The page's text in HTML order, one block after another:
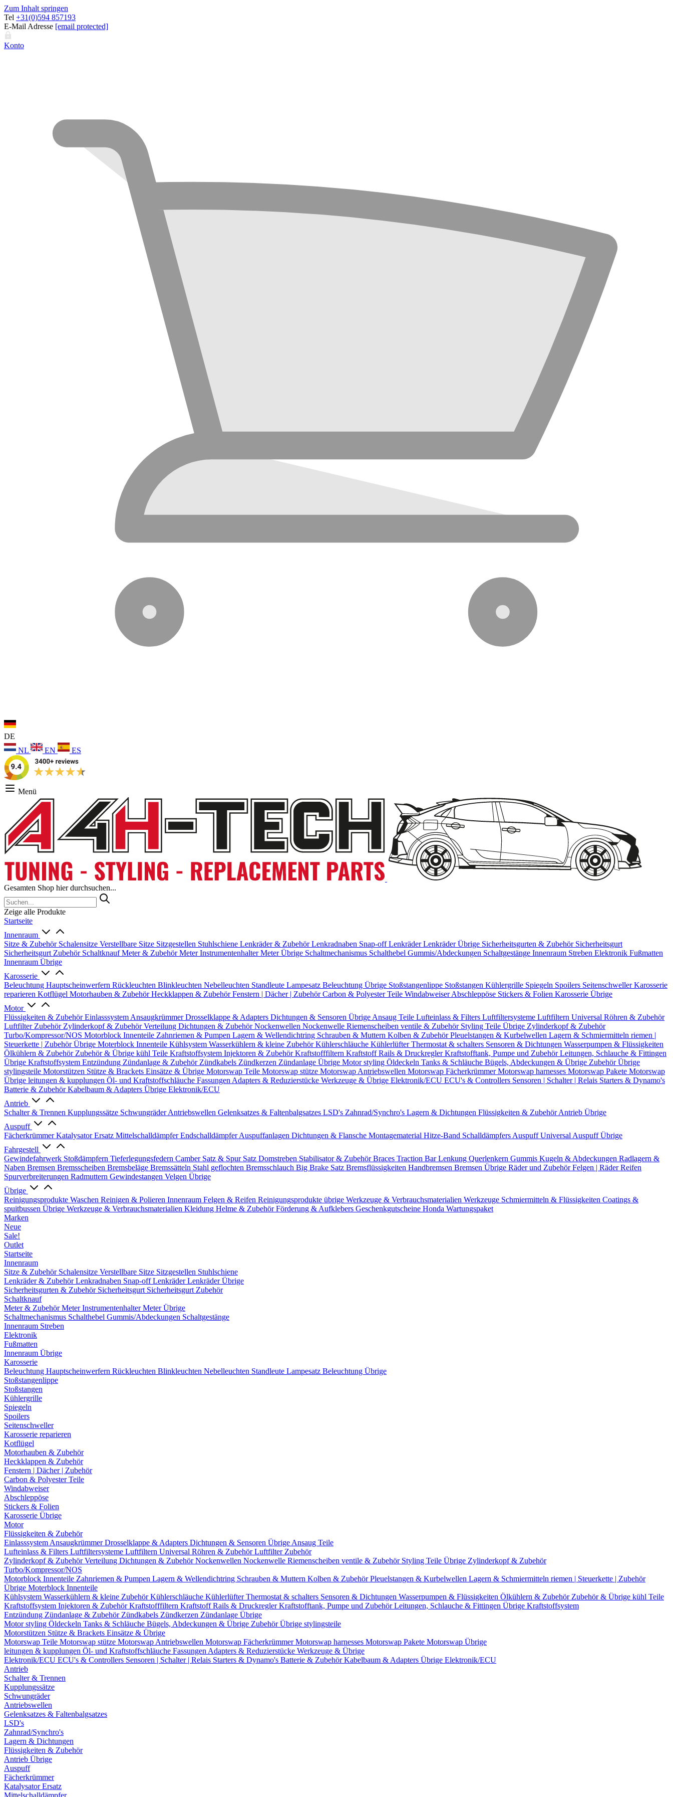
Zum Inhalt springen
Tel +31(0)594 857193
E-Mail Adresse [email protected]
Konto
DE
NL
EN ES
Menü
Gesamten Shop hier durchsuchen...
Zeige alle Produkte
Startseite
Innenraum
Sitze & Zubehör Schalensitze Verstellbare Sitze Sitzgestellen Stuhlschiene Lenkräder & ZubehörLenkradnaben Snap-offLenkräderLenkräder Übrige Sicherheitsgurten & Zubehör Sicherheitsgurt
Sicherheitsgurt Zubehör SchaltknaufMeter & ZubehörMeterInstrumentenhalterMeter Übrige Schaltmechanismus Schalthebel Gummis/Abdeckungen Schaltgestänge Innenraum Streben Elektronik Fußmatten
Innenraum Übrige
Karosserie
Beleuchtung Hauptscheinwerfern Rückleuchten Blinkleuchten Nebelleuchten Standleute Lampesatz Beleuchtung Übrige Stoßstangenlippe Stoßstangen Kühlergrille Spiegeln Spoilers SeitenschwellerKarosserie
reparieren Kotflügel Motorhauben & ZubehörHeckklappen & ZubehörFenstern | Dächer | ZubehörCarbon & Polyester Teile WindabweiserAbschleppöse Stickers & Folien Karosserie Übrige
Motor
Flüssigkeiten & ZubehörEinlasssystem AnsaugkrümmerDrosselklappe & Adapters Dichtungen & Sensoren Übrige Ansaug Teile Lufteinlass & Filters Luftfiltersysteme Luftfiltern Universal Röhren & Zubehör
Luftfilter Zubehör Zylinderkopf & ZubehörVerteilung Dichtungen & ZubehörNockenwellen Nockenwelle Riemenscheiben ventile & Zubehör Styling Teile Übrige Zylinderkopf & Zubehör
Turbo/Kompressor/NOS Motorblock Innenteile Zahnriemen & Pumpen Lagern & Wellendichtring Schrauben & Muttern Kolben & ZubehörPleuelstangen & Kurbelwellen Lagern & Schmiermitteln riemen |
Steuerkette | ZubehörÜbrige Moterblock Innenteile Kühlsystem Wasserkühlern & kleine ZubehörKühlerschläuche KühlerlüfterThermostat & schalters Sensoren & Dichtungen Wasserpumpen & Flüssigkeiten
Ölkühlern & Zubehör Zubehör & Übrige kühl Teile Kraftstoffsystem Injektoren & ZubehörKraftstofffiltern Kraftstoff Rails & DruckreglerKraftstofftank, Pumpe und ZubehörLeitungen, Schlauche & Fittingen
Übrige Kraftstoffsystem Entzündung Zündanlage & Zubehör Zündkabels Zündkerzen Zündanlage Übrige Motor styling Öldeckeln Tanks & Schläuche Bügels, Abdeckungen & Übrige ZubehörÜbrige
stylingsteile Motorstützen Stütze & Brackets Einsätze & Übrige Motorswap Teile Motorswap stütze Motorswap Antriebswellen Motorswap FächerkrümmerMotorswap harnesses Motorswap Pakete Motorswap
Übrige leitungen & kupplungen Öl- und Kraftstoffschläuche Fassungen Adapters & Reduzierstücke Werkzeuge & Übrige Elektronik/ECU ECU's & Controllers Sensoren | Schalter | Relais Starters & Dynamo's
Batterie & ZubehörKabelbaum & Adapters Übrige Elektronik/ECU
Antrieb
Schalter & Trennen Kupplungssätze SchwungräderAntriebswellen Gelenksatzes & Faltenbalgsatzes LSD's Zahnrad/Synchro's Lagern & Dichtungen Flüssigkeiten & ZubehörAntrieb Übrige
Auspuff
FächerkrümmerKatalysator Ersatz MittelschalldämpferEndschalldämpferAuspuffanlagen Dichtungen & Flansche Montagematerial Hitze-Band Schalldämpfers Auspuff Universal Auspuff Übrige
Fahrgestell
Gewindefahrwerk Stoßdämpfern Tieferlegungsfedern Camber Satz & Spur Satz Domstreben Stabilisator & ZubehörBraces Traction BarLenkung Querlenkern Gummis Kugeln & Abdeckungen Radlagern &
Naben Bremsen Bremsscheiben Bremsbeläge Bremssätteln Stahl geflochten Bremsschlauch Big Brake Satz Bremsflüssigkeiten Handbremsen Bremsen Übrige Räder und ZubehörFelgen | RäderReifen
Spurverbreiterungen Radmuttern Gewindestangen Velgen Übrige
Übrige
Reinigungsprodukte Waschen Reinigen & Polieren Innenraum Felgen & Reifen Reinigungsprodukte übrige Werkzeuge & Verbrauchsmaterialien Werkzeuge Schmiermitteln & Flüssigkeiten Coatings &
spuitbussen Übrige Werkzeuge & Verbrauchsmaterialien Kleidung Helme & ZubehörFörderung & Aufklebers Geschenkgutscheine Honda Wartungspaket
Marken
Neue
Sale!
Outlet
Startseite
Innenraum
Sitze & Zubehör Schalensitze Verstellbare Sitze Sitzgestellen Stuhlschiene
Lenkräder & ZubehörLenkradnaben Snap-offLenkräderLenkräder Übrige
Sicherheitsgurten & Zubehör Sicherheitsgurt Sicherheitsgurt Zubehör
Schaltknauf
Meter & ZubehörMeterInstrumentenhalterMeter Übrige
Schaltmechanismus Schalthebel Gummis/Abdeckungen Schaltgestänge
Innenraum Streben
Elektronik
Fußmatten
Innenraum Übrige
Karosserie
Beleuchtung Hauptscheinwerfern Rückleuchten Blinkleuchten Nebelleuchten Standleute Lampesatz Beleuchtung Übrige
Stoßstangenlippe
Stoßstangen
Kühlergrille
Spiegeln
Spoilers
Seitenschweller
Karosserie reparieren
Kotflügel
Motorhauben & Zubehör
Heckklappen & Zubehör
Fenstern | Dächer | Zubehör
Carbon & Polyester Teile
Windabweiser
Abschleppöse
Stickers & Folien
Karosserie Übrige
Motor
Flüssigkeiten & Zubehör
Einlasssystem AnsaugkrümmerDrosselklappe & Adapters Dichtungen & Sensoren Übrige Ansaug Teile
Lufteinlass & Filters Luftfiltersysteme Luftfiltern Universal Röhren & ZubehörLuftfilter Zubehör
Zylinderkopf & ZubehörVerteilung Dichtungen & ZubehörNockenwellen Nockenwelle Riemenscheiben ventile & Zubehör Styling Teile Übrige Zylinderkopf & Zubehör
Turbo/Kompressor/NOS
Motorblock Innenteile Zahnriemen & Pumpen Lagern & Wellendichtring Schrauben & Muttern Kolben & ZubehörPleuelstangen & Kurbelwellen Lagern & Schmiermitteln riemen | Steuerkette | Zubehör
Übrige Moterblock Innenteile
Kühlsystem Wasserkühlern & kleine ZubehörKühlerschläuche KühlerlüfterThermostat & schalters Sensoren & Dichtungen Wasserpumpen & Flüssigkeiten Ölkühlern & Zubehör Zubehör & Übrige kühl Teile
Kraftstoffsystem Injektoren & ZubehörKraftstofffiltern Kraftstoff Rails & DruckreglerKraftstofftank, Pumpe und ZubehörLeitungen, Schlauche & Fittingen Übrige Kraftstoffsystem
Entzündung Zündanlage & Zubehör Zündkabels Zündkerzen Zündanlage Übrige
Motor styling Öldeckeln Tanks & Schläuche Bügels, Abdeckungen & Übrige ZubehörÜbrige stylingsteile
Motorstützen Stütze & Brackets Einsätze & Übrige
Motorswap Teile Motorswap stütze Motorswap Antriebswellen Motorswap FächerkrümmerMotorswap harnesses Motorswap Pakete Motorswap Übrige
leitungen & kupplungen Öl- und Kraftstoffschläuche Fassungen Adapters & Reduzierstücke Werkzeuge & Übrige
Elektronik/ECU ECU's & Controllers Sensoren | Schalter | Relais Starters & Dynamo's Batterie & ZubehörKabelbaum & Adapters Übrige Elektronik/ECU
Antrieb
Schalter & Trennen
Kupplungssätze
Schwungräder
Antriebswellen
Gelenksatzes & Faltenbalgsatzes
LSD's
Zahnrad/Synchro's
Lagern & Dichtungen
Flüssigkeiten & Zubehör
Antrieb Übrige
Auspuff
Fächerkrümmer
Katalysator Ersatz
Mittelschalldämpfer